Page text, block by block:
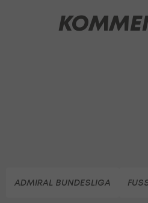
ADMIRAL BUNDESLIGA